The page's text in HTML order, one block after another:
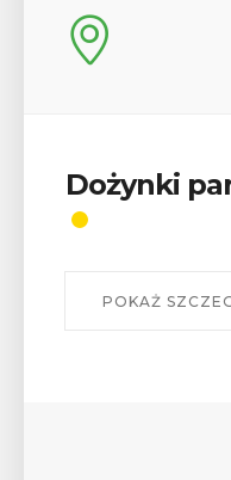
Dożynki
POKAŻ